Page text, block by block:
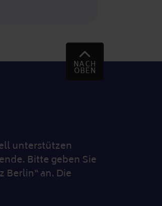
NACH
OBEN
unterstützen
Bitte geben Sie
Berlin“ an. Die